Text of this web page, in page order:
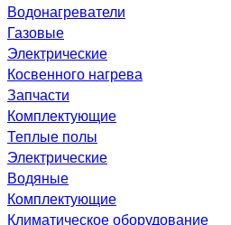
Водонагреватели
Газовые
Электрические
Косвенного нагрева
Запчасти
Комплектующие
Теплые полы
Электрические
Водяные
Комплектующие
Климатическое оборудование